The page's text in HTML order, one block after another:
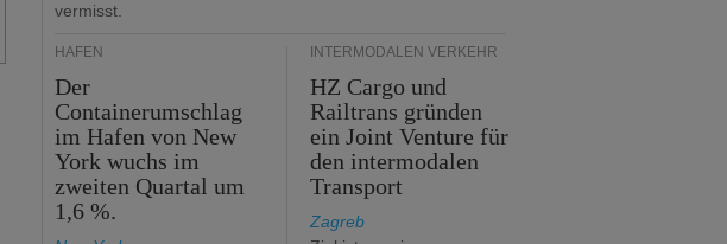
vermisst.
HÄFEN
Der
Containerumschlag
im Hafen von New
York wuchs im
zweiten Quartal um
1,6 %.
INTERMODALEN VERKEHR
HZ Cargo und
Railtrans gründen
ein Joint Venture für
den intermodalen
Transport
Zagreb